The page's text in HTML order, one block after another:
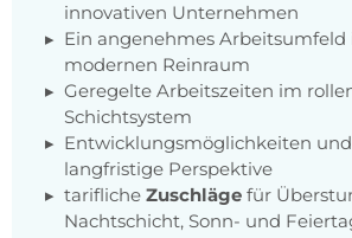
innovativen Unternehmen
Ein angenehmes Arbeitsumfeld
modernen Reinraum
Geregelte Arbeitszeiten im
Schichtsystem
Entwicklungsmöglichkeiten
langfristige Perspektive
tarifliche Zuschläge für
Nachtschicht, Sonn- und